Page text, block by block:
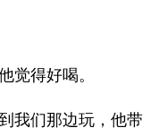
觉得好喝。
我们那边玩，他带